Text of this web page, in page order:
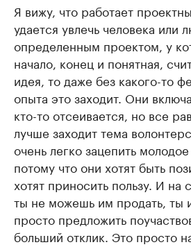
Я вижу, что работает
удается увлечь человека или
определенным проектом, у
начало, конец и понятная,
идея, то даже без какого-то
опыта это заходит. Они
кто-то отсеивается, но все
лучше заходит тема
очень легко зацепить
потому что они хотят быть
хотят приносить пользу. И на
ты не можешь им продать, ты
просто предложить
больший отклик. Это просто